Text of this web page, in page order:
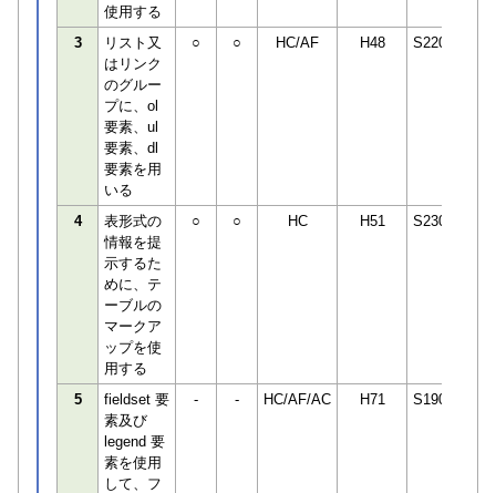
使用する
3
リスト又
はリンク
のグルー
プに、ol
要素、ul
要素、dl
要素を用
いる
○ ○ HC/AF H48 S220745
4
表形式の
情報を提
示するた
めに、テ
ーブルの
マークア
ップを使
用する
○ ○ HC H51 S230850
5
fieldset 要
素及び
legend 要
素を使用
して、フ
- - HC/AF/AC H71 S190498